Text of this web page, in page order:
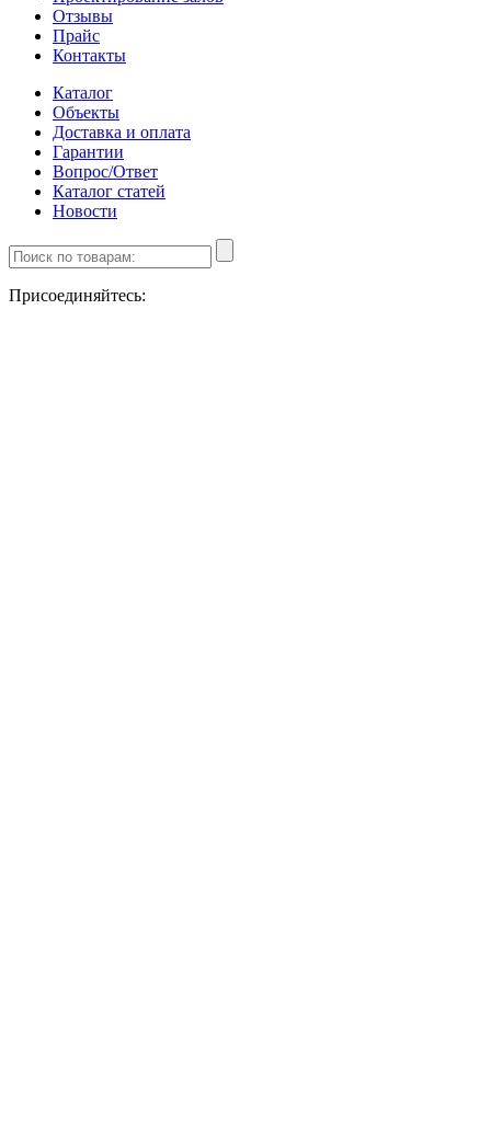
Отзывы
Прайс
Контакты
Каталог
Объекты
Доставка и оплата
Гарантии
Вопрос/Ответ
Каталог статей
Новости
Присоединяйтесь: